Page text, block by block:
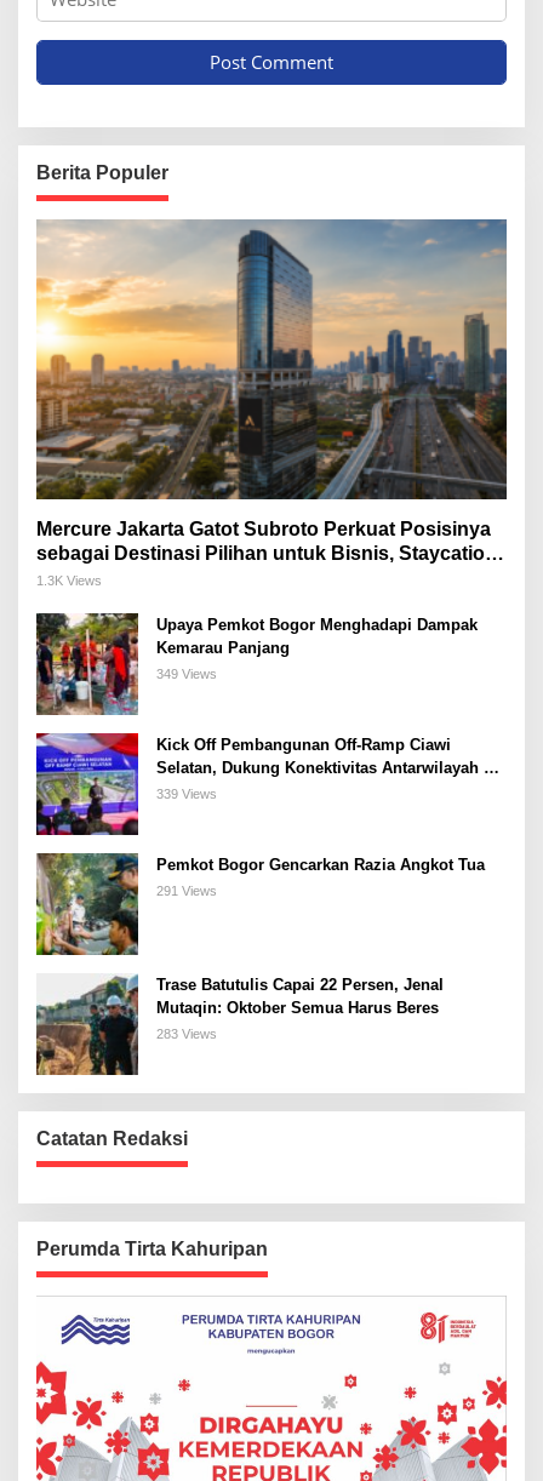
Berita Populer
Mercure Jakarta Gatot Subroto Perkuat Posisinya
sebagai Destinasi Pilihan untuk Bisnis, Staycation,
Meeting, dan Kuliner di Jakarta Selatan
1.3K Views
Upaya Pemkot Bogor Menghadapi Dampak
Kemarau Panjang
349 Views
Kick Off Pembangunan Off-Ramp Ciawi
Selatan, Dukung Konektivitas Antarwilayah di
Bogor Selatan
339 Views
Pemkot Bogor Gencarkan Razia Angkot Tua
291 Views
Trase Batutulis Capai 22 Persen, Jenal
Mutaqin: Oktober Semua Harus Beres
283 Views
Catatan Redaksi
Perumda Tirta Kahuripan